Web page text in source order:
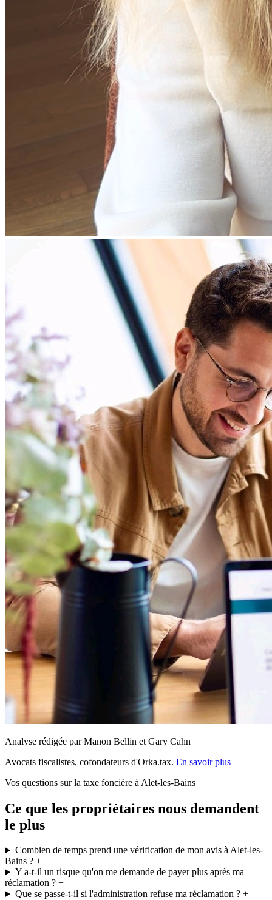
Analyse rédigée par Manon Bellin et Gary Cahn
Avocats fiscalistes, cofondateurs d'Orka.tax. En savoir plus
Vos questions sur la taxe foncière à Alet-les-Bains
Ce que les propriétaires nous demandent
le plus
Combien de temps prend une vérification de mon avis à Alet-les-
Bains ? +
Y a-t-il un risque qu'on me demande de payer plus après ma
réclamation ? +
Que se passe-t-il si l'administration refuse ma réclamation ?+